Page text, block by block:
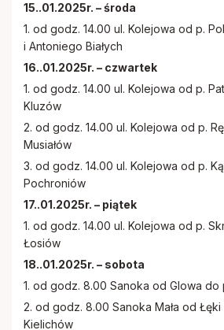
15..01.2025r. – środa
1. od godz. 14.00 ul. Kolejowa od p.
i Antoniego Białych
16..01.2025r. – czwartek
1. od godz. 14.00 ul. Kolejowa od p.
Kluzów
2. od godz. 14.00 ul. Kolejowa od p.
Musiałów
3. od godz. 14.00 ul. Kolejowa od p.
Pochroniów
17..01.2025r. – piątek
1. od godz. 14.00 ul. Kolejowa od p.
Łosiów
18..01.2025r. – sobota
1. od godz. 8.00 Sanoka od Glowa do
2. od godz. 8.00 Sanoka Mała od
Kielichów